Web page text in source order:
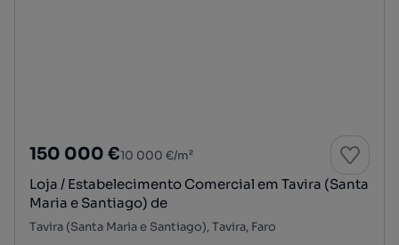
150 000 €10 000 €/m²
Loja / Estabelecimento Comercial em Tavira (Santa
Maria e Santiago) de
Tavira (Santa Maria e Santiago), Tavira, Faro